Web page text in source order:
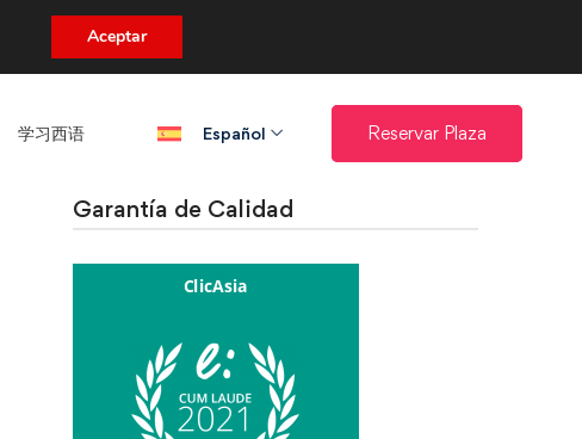
学习西语​ Español Reservar Plaza
Garantía de Calidad
Aceptar